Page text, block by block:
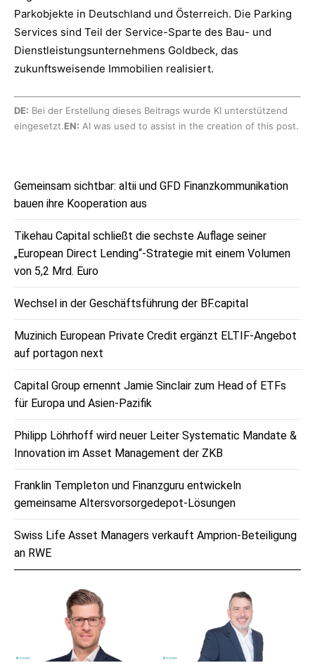
Parkobjekte in Deutschland und Österreich. Die Parking
Services sind Teil der Service-Sparte des Bau- und
Dienstleistungsunternehmens Goldbeck, das
zukunftsweisende Immobilien realisiert.
DE: Bei der Erstellung dieses Beitrags wurde KI unterstützend
eingesetzt.EN: AI was used to assist in the creation of this post.
Gemeinsam sichtbar: altii und GFD Finanzkommunikation
bauen ihre Kooperation aus
Tikehau Capital schließt die sechste Auflage seiner
„European Direct Lending“-Strategie mit einem Volumen
von 5,2 Mrd. Euro
Wechsel in der Geschäftsführung der BF.capital
Muzinich European Private Credit ergänzt ELTIF-Angebot
auf portagon next
Capital Group ernennt Jamie Sinclair zum Head of ETFs
für Europa und Asien-Pazifik
Philipp Löhrhoff wird neuer Leiter Systematic Mandate &
Innovation im Asset Management der ZKB
Franklin Templeton und Finanzguru entwickeln
gemeinsame Altersvorsorgedepot-Lösungen
Swiss Life Asset Managers verkauft Amprion-Beteiligung
an RWE